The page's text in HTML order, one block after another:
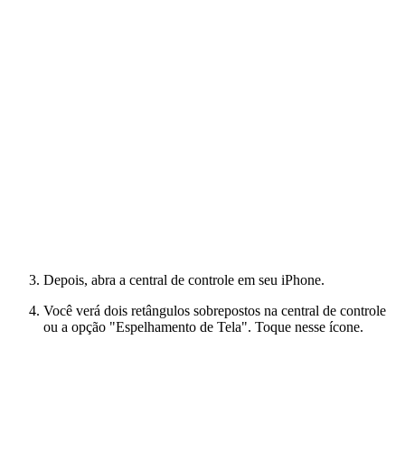
Depois, abra a central de controle em seu iPhone.
Você verá dois retângulos sobrepostos na central de controle
ou a opção "Espelhamento de Tela". Toque nesse ícone.